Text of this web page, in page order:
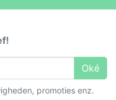
Oké
promoties enz.